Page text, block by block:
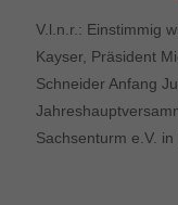
V.l.n.r.: Einstimmig
Kayser, Präsident
Schneider Anfang
Sachsenturm e.V. in